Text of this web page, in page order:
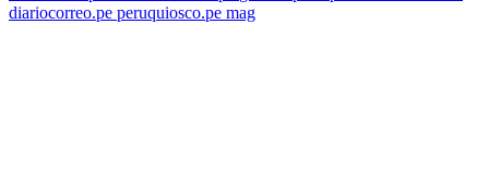
diariocorreo.pe peruquiosco.pe mag